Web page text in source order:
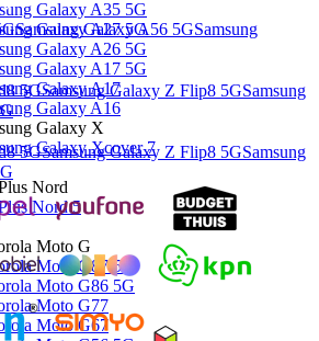
Galaxy A35 5G
Galaxy A27 5G
Galaxy A26 5G
Galaxy A17 5G
Galaxy A17
Galaxy A16
Galaxy X
Galaxy Xcover 7
Nord
Nord 5
Moto G
Moto G87 5G
Moto G86 5G
Moto G77
Moto G67
Samsung Galaxy A56 5GSamsung
5GSamsung Galaxy Z Flip8 5GSamsung
5GSamsung Galaxy Z Flip8 5GSamsung